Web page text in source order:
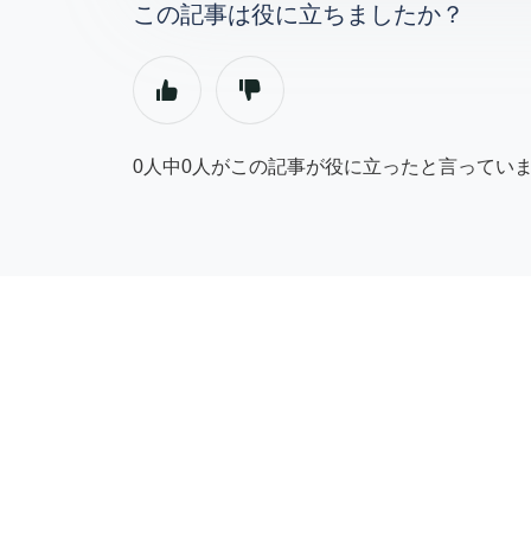
この記事は役に立ちましたか？
0人中0人がこの記事が役に立ったと言ってい